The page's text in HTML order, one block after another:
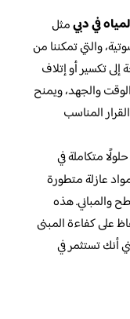
في دبيمثل
والتي تمكننا من
تكسير أو إتلاف
والجهد، ويمنح
المناسب
متكاملة في
عازلة متطورة
والمباني. هذه
على كفاءة المبنى
أنك تستثمر في